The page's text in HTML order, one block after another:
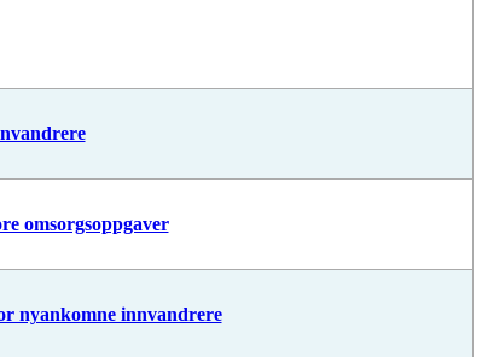
omsorgsoppgaver
nyankomne innvandrere